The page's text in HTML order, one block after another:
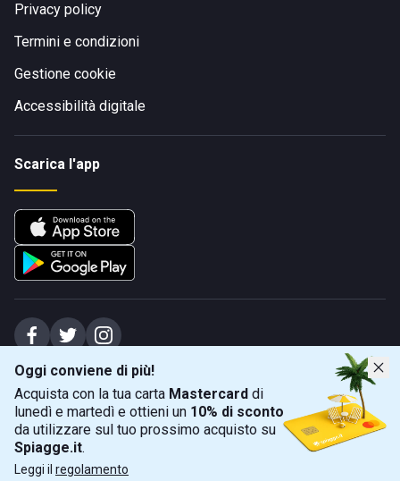
Oggi conviene di più!
Acquista con la tua carta Mastercard di
lunedì e martedì e ottieni un 10% di sconto
da utilizzare sul tuo prossimo acquisto su
Spiagge.it.
Leggi il regolamento
Privacy policy
Termini e condizioni
Gestione cookie
Accessibilità digitale
Scarica l'app
Spiagge Srl - Sede legale: Via Marecchiese 48, 47923 Rimini (RN), IT -
capitale sociale Euro 31245,57 - Iscritta al registro delle imprese di Rimini
Sede operativa: Via Flaminia 180, 47924 Rimini (RN), IT
+39 0541 772375
info@spiagge.it - p.i./c.f. 04536640404
© 2026 Spiagge Srl. Tutti i diritti riservati.